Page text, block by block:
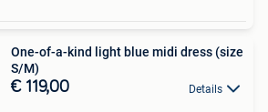
One-of-a-kind light blue midi dress (size
S/M)
€ 119,00 Details